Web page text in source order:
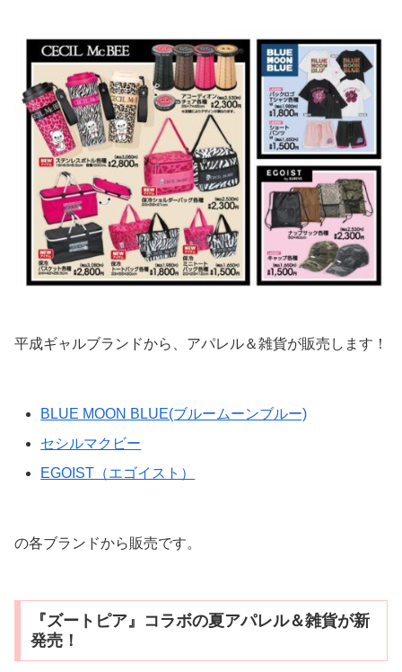
平成ギャルブランドから、アパレル＆雑貨が販売します！
BLUE MOON BLUE(ブルームーンブルー)
セシルマクビー
EGOIST（エゴイスト）
の各ブランドから販売です。
『ズートピア』コラボの夏アパレル＆雑貨が新
発売！